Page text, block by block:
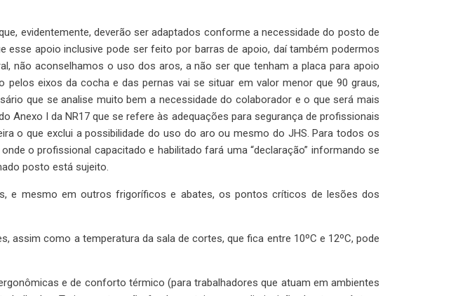
evidentemente, deverão ser adaptados conforme a necessidade do posto de
esse apoio inclusive pode ser feito por barras de apoio, daí também podermos
não aconselhamos o uso dos aros, a não ser que tenham a placa para apoio
eixos da cocha e das pernas vai se situar em valor menor que 90 graus,
que se analise muito bem a necessidade do colaborador e o que será mais
Anexo I da NR17 que se refere às adequações para segurança de profissionais
o que exclui a possibilidade do uso do aro ou mesmo do JHS. Para todos os
o profissional capacitado e habilitado fará uma “declaração” informando se
posto está sujeito.
e mesmo em outros frigoríficos e abates, os pontos críticos de lesões dos
assim como a temperatura da sala de cortes, que fica entre 10ºC e 12ºC, pode
e de conforto térmico (para trabalhadores que atuam em ambientes